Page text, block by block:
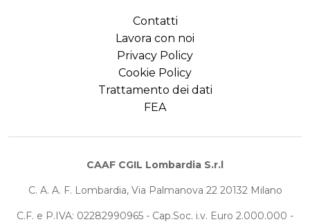
Contatti
Lavora con noi
Privacy Policy
Cookie Policy
Trattamento dei dati
FEA
CAAF CGIL Lombardia S.r.l
C. A. A. F. Lombardia, Via Palmanova 22 20132 Milano
C.F. e P.IVA: 02282990965 - Cap.Soc. i.v. Euro 2.000.000 -